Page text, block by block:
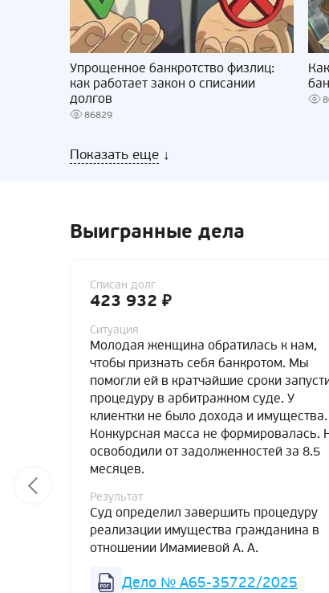
Упрощенное банкротство физлиц:
как работает закон о списании
долгов
86829
Показать еще ↓
Выигранные дела
Списан долг
423 932 ₽
Ситуация
Молодая женщина обратилась к нам,
чтобы признать себя банкротом. Мы
помогли ей в кратчайшие сроки
процедуру в арбитражном суде. У
клиентки не было дохода и имущества.
Конкурсная масса не формировалась.
освободили от задолженностей за 8.5
месяцев.
Результат
Суд определил завершить процедуру
реализации имущества гражданина в
отношении Имамиевой А. А.
Дело № А65-35722/2025